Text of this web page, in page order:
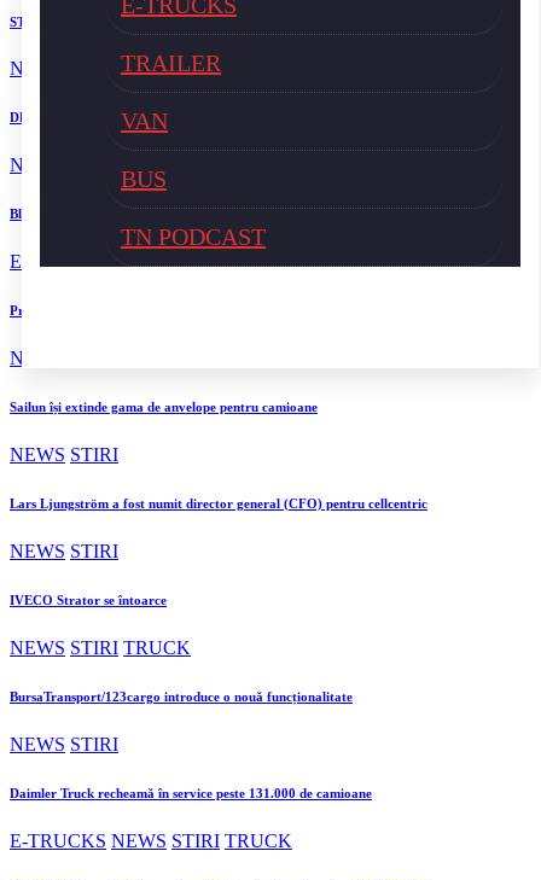
TRAILER
VAN
BUS
TN PODCAST
STB a depus la Tribunalul București cererea deschiderii procedurii de insolvență
NEWS
DKV Mobility și Shell își extind parteneriatul european
NEWS
Blue River: 26.123 km cu un camion 100% electric în transport internațional
E-TRUCKS NEWS STIRI TRUCK
Proiectul Revoy prinde contur
NEWS
Sailun își extinde gama de anvelope pentru camioane
NEWS STIRI
Lars Ljungström a fost numit director general (CFO) pentru cellcentric
NEWS STIRI
IVECO Strator se întoarce
NEWS STIRI TRUCK
BursaTransport/123cargo introduce o nouă funcționalitate
NEWS STIRI
Daimler Truck recheamă în service peste 131.000 de camioane
E-TRUCKS NEWS STIRI TRUCK